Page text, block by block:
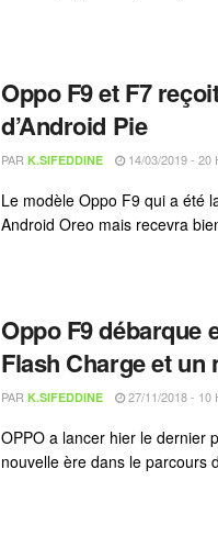
Oppo F9 et F7
d’Android Pie
PAR K.SIFEDDINE 14/03/2019 - 20
Le modèle Oppo F9 qui a été
Android Oreo mais recevra
Oppo F9 débarque
Flash Charge et un
PAR K.SIFEDDINE 27/11/2018 - 10
OPPO a lancer hier le dernier
nouvelle ère dans le parcours